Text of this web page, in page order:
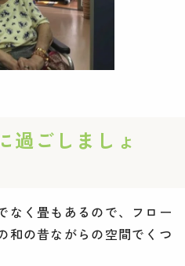
過ごしましょ
なく畳もあるので、フロー
和の昔ながらの空間でくつ